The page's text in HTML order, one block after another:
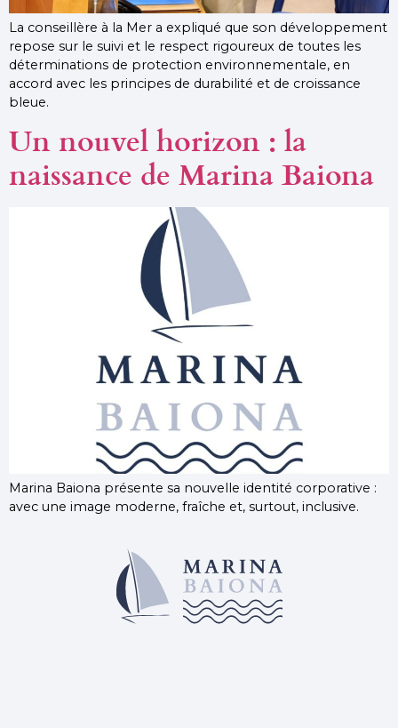
La conseillère à la Mer a expliqué que son développement
repose sur le suivi et le respect rigoureux de toutes les
déterminations de protection environnementale, en
accord avec les principes de durabilité et de croissance
bleue.
Un nouvel horizon : la
naissance de Marina Baiona
Marina Baiona présente sa nouvelle identité corporative :
avec une image moderne, fraîche et, surtout, inclusive.